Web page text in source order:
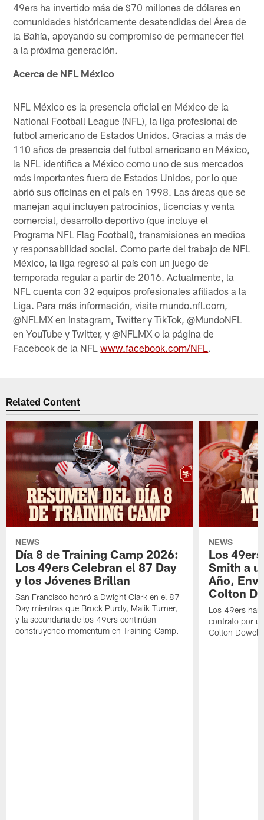
49ers ha invertido más de $70 millones de dólares en
comunidades históricamente desatendidas del Área de
la Bahía, apoyando su compromiso de permanecer fiel
a la próxima generación.
Acerca de NFL México
NFL México es la presencia oficial en México de la
National Football League (NFL), la liga profesional de
futbol americano de Estados Unidos. Gracias a más de
110 años de presencia del futbol americano en México,
la NFL identifica a México como uno de sus mercados
más importantes fuera de Estados Unidos, por lo que
abrió sus oficinas en el país en 1998. Las áreas que se
manejan aquí incluyen patrocinios, licencias y venta
comercial, desarrollo deportivo (que incluye el
Programa NFL Flag Football), transmisiones en medios
y responsabilidad social. Como parte del trabajo de NFL
México, la liga regresó al país con un juego de
temporada regular a partir de 2016. Actualmente, la
NFL cuenta con 32 equipos profesionales afiliados a la
Liga. Para más información, visite mundo.nfl.com,
@NFLMX en Instagram, Twitter y TikTok, @MundoNFL
en YouTube y Twitter, y @NFLMX o la página de
Facebook de la NFLwww.facebook.com/NFL .
Related Content
NEWS
Día 8 de Training Camp 2026:
Los 49ers Celebran el 87 Day
y los Jóvenes Brillan
San Francisco honró a Dwight Clark en el 87
Day mientras que Brock Purdy, Malik Turner,
y la secundaria de los 49ers continúan
construyendo momentum en Training Camp.
NEWS
Los
Smith a
Año,
Colton
Los 49ers
contrato por
Colton Dowell.